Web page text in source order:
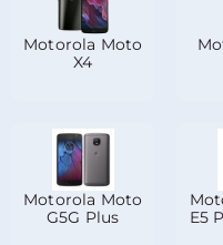
Motorola Moto
X4
Motorola Moto
G5G Plus
E5